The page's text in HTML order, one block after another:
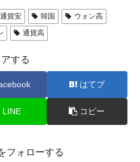
通貨安 韓国
ウォン高
通貨高
する
はてブ
LINE コピー
フォローする